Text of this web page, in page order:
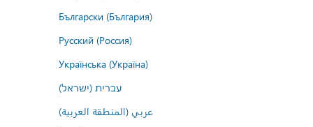
Български (България)
Русский (Россия)
Українська (Україна)
עברית (ישראל)
عربي (المنطقة العربية)